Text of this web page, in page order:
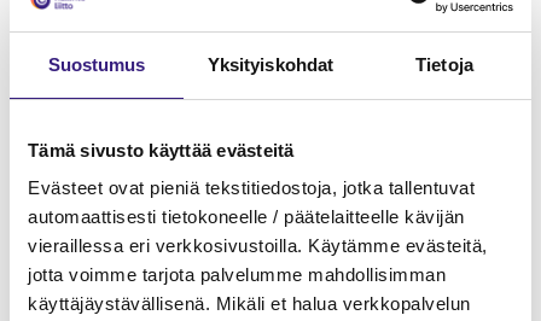
Suostumus Yksityiskohdat Tietoja
Tämä sivusto käyttää evästeitä
Evästeet ovat pieniä tekstitiedostoja, jotka tallentuvat
automaattisesti tietokoneelle / päätelaitteelle kävijän
vieraillessa eri verkkosivustoilla. Käytämme evästeitä,
jotta voimme tarjota palvelumme mahdollisimman
käyttäjäystävällisenä. Mikäli et halua verkkopalvelun
ammattilainen, useimmiten osaava tilitoimisto,
ammattimaisuudelle entistä suurempia vaatimuksia.
Kehittämisen paikka monille.